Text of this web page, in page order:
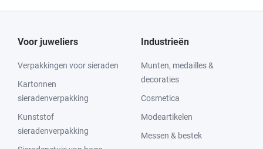
Voor juweliers
Verpakkingen voor sieraden
Kartonnen
sieradenverpakking
Kunststof
sieradenverpakking
Industrieën
Munten, medailles &
decoraties
Cosmetica
Modeartikelen
Messen & bestek